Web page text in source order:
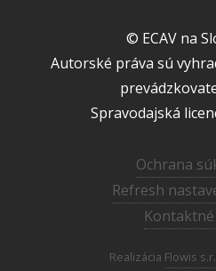
© ECAV na
Autorské práva sú
Spravodajská
Ochrana
Refresh
Realizácia Flowis